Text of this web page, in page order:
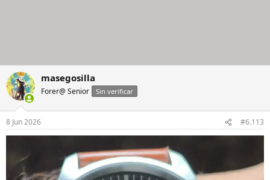
masegosilla
Forer@ Senior Sin verificar
8 Jun 2026 #6.113